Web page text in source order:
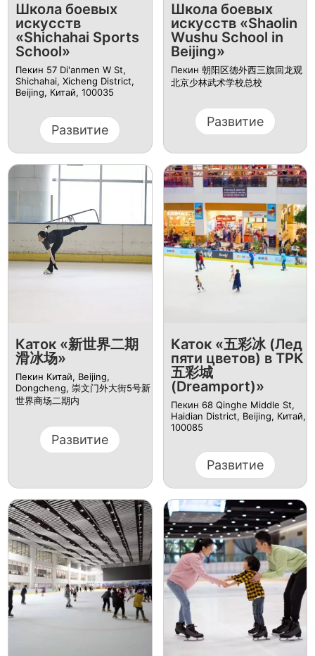
Школа боевых
искусств
«Shichahai Sports
School»
Пекин 57 Di'anmen W St,
Shichahai, Xicheng District,
Beijing, Китай, 100035
Развитие
Школа боевых
искусств «Shaolin
Wushu School in
Beijing»
Пекин 朝阳区德外西三旗回龙观
北京少林武术学校总校
Развитие
Каток «新世界二期
滑冰场»
Пекин Китай, Beijing,
Dongcheng, 崇文门外大街5号新
世界商场二期内
Развитие
Каток «五彩冰 (Лед
пяти цветов) в ТРК
五彩城
(Dreamport)»
Пекин 68 Qinghe Middle St,
Haidian District, Beijing, Китай,
100085
Развитие